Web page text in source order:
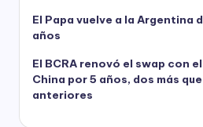
El Papa vuelve a la Argentina
años
El BCRA renovó el swap con
China por 5 años, dos más
anteriores